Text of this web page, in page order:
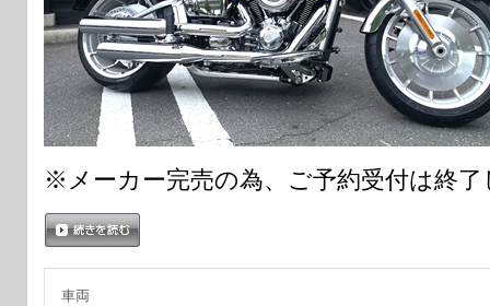
※メーカー完売の為、ご予約受付は終
車両